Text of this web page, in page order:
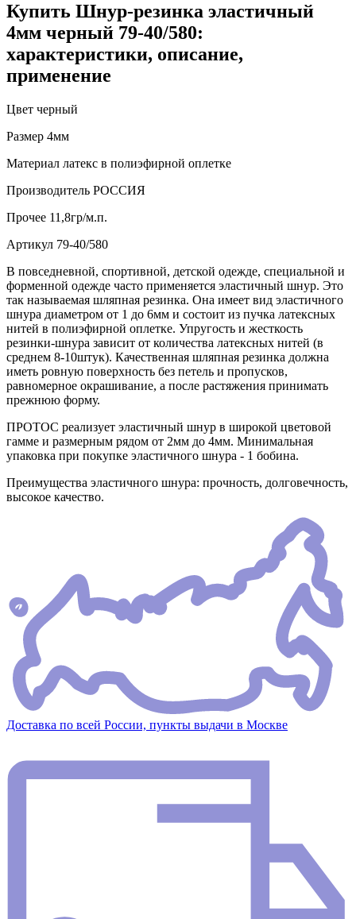
Купить Шнур-резинка эластичный
4мм черный 79-40/580:
характеристики, описание,
применение
Цвет черный
Размер 4мм
Материал латекс в полиэфирной оплетке
Производитель РОССИЯ
Прочее 11,8гр/м.п.
Артикул 79-40/580
В повседневной, спортивной, детской одежде, специальной и
форменной одежде часто применяется эластичный шнур. Это
так называемая шляпная резинка. Она имеет вид эластичного
шнура диаметром от 1 до 6мм и состоит из пучка латексных
нитей в полиэфирной оплетке. Упругость и жесткость
резинки-шнура зависит от количества латексных нитей (в
среднем 8-10штук). Качественная шляпная резинка должна
иметь ровную поверхность без петель и пропусков,
равномерное окрашивание, а после растяжения принимать
прежнюю форму.
ПРОТОС реализует эластичный шнур в широкой цветовой
гамме и размерным рядом от 2мм до 4мм. Минимальная
упаковка при покупке эластичного шнура - 1 бобина.
Преимущества эластичного шнура: прочность, долговечность,
высокое качество.
Доставка по всей России, пункты выдачи в Москве